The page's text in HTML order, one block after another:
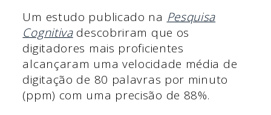
Um estudo publicado na Pesquisa
Cognitivadescobriram que os
digitadores mais proficientes
alcançaram uma velocidade média de
digitação de 80 palavras por minuto
(ppm) com uma precisão de 88%.